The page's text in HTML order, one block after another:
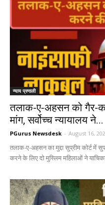
न्याय प्रणाली
तलाक-ए-अहसन को गैर-
मांग, सर्वोच्च न्यायालय ने...
PGurus Newsdesk - August 16,
तलाक-ए-अहसन का मुद्दा सुप्रीम कोर्ट में
करने के लिए दो मुस्लिम महिलाओं ने